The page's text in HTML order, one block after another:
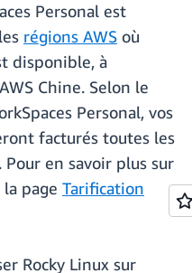
Personal est
régions AWS où
disponible, à
Chine. Selon le
Personal, vos
facturés toutes les
en savoir plus sur
page Tarification
Rocky Linux sur